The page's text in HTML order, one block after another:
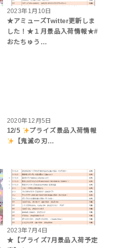
2023年1月10日
★アミューズTwitter更新しま
した！★１月景品入荷情報★#
おたちゅう…
2020年12月5日
12/5
プライズ景品入荷情報
【鬼滅の刃…
2023年7月4日
★【プライズ7月景品入荷予定